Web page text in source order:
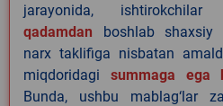
jarayonida,
qadamdan boshlab shaxsiy
narx taklifiga nisbatan
miqdoridagi summaga ega
Bunda, ushbu mablag‘lar